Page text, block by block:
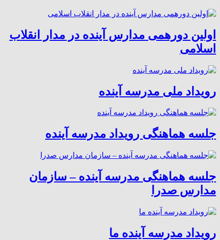
اولین دورهمی مدارس آینده در مدار انقلاب
اسلامی
رویداد ملی مدرسه آینده
جلسه هماهنگی رویداد مدرسه آینده
جلسه هماهنگی مدرسه آینده – سازمان
مدارس صدرا
رویداد مدرسه آینده ما